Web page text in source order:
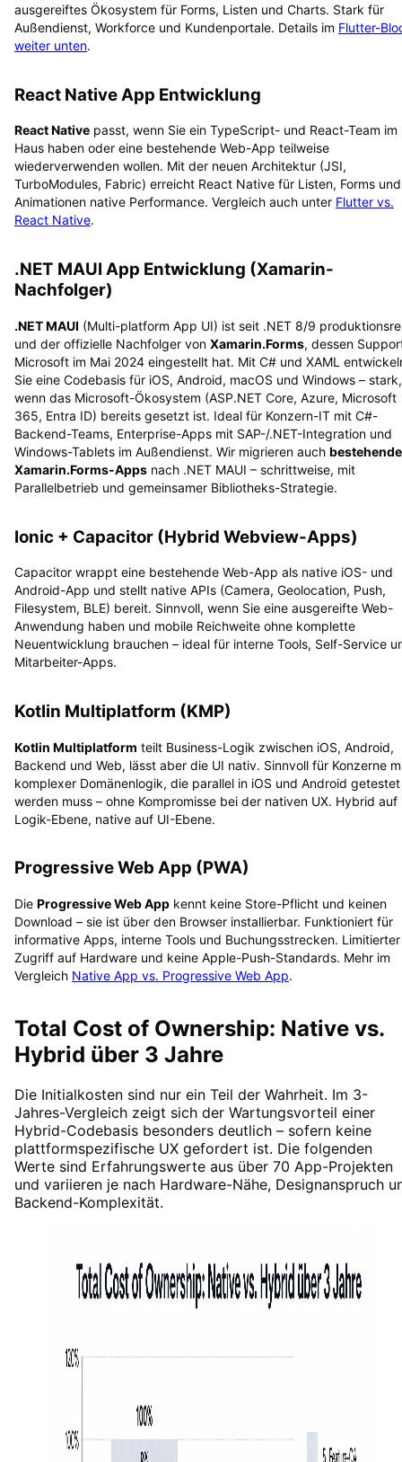
ausgereiftes Ökosystem für Forms, Listen und Charts. Stark für
Außendienst, Workforce und Kundenportale. Details im Flutter-
weiter unten.
React Native App Entwicklung
React Native passt, wenn Sie ein TypeScript- und React-Team im
Haus haben oder eine bestehende Web-App teilweise
wiederverwenden wollen. Mit der neuen Architektur (JSI,
TurboModules, Fabric) erreicht React Native für Listen, Forms und
Animationen native Performance. Vergleich auch unter Flutter vs.
React Native.
.NET MAUI App Entwicklung (Xamarin-
Nachfolger)
.NET MAUI (Multi-platform App UI) ist seit .NET 8/9
und der offizielle Nachfolger von Xamarin.Forms, dessen
Microsoft im Mai 2024 eingestellt hat. Mit C# und XAML
Sie eine Codebasis für iOS, Android, macOS und Windows – stark,
wenn das Microsoft-Ökosystem (ASP.NET Core, Azure, Microsoft
365, Entra ID) bereits gesetzt ist. Ideal für Konzern-IT mit C#-
Backend-Teams, Enterprise-Apps mit SAP-/.NET-Integration und
Windows-Tablets im Außendienst. Wir migrieren auch bestehende
Xamarin.Forms-Apps nach .NET MAUI – schrittweise, mit
Parallelbetrieb und gemeinsamer Bibliotheks-Strategie.
Ionic + Capacitor (Hybrid Webview-Apps)
Capacitor wrappt eine bestehende Web-App als native iOS- und
Android-App und stellt native APIs (Camera, Geolocation, Push,
Filesystem, BLE) bereit. Sinnvoll, wenn Sie eine ausgereifte Web-
Anwendung haben und mobile Reichweite ohne komplette
Neuentwicklung brauchen – ideal für interne Tools, Self-Service
Mitarbeiter-Apps.
Kotlin Multiplatform (KMP)
Kotlin Multiplatform teilt Business-Logik zwischen iOS, Android,
Backend und Web, lässt aber die UI nativ. Sinnvoll für Konzerne
komplexer Domänenlogik, die parallel in iOS und Android getestet
werden muss – ohne Kompromisse bei der nativen UX. Hybrid auf
Logik-Ebene, native auf UI-Ebene.
Progressive Web App (PWA)
Die Progressive Web App kennt keine Store-Pflicht und keinen
Download – sie ist über den Browser installierbar. Funktioniert für
informative Apps, interne Tools und Buchungsstrecken. Limitierter
Zugriff auf Hardware und keine Apple-Push-Standards. Mehr im
Vergleich Native App vs. Progressive Web App.
Total Cost of Ownership: Native vs.
Hybrid über 3 Jahre
Die Initialkosten sind nur ein Teil der Wahrheit. Im 3-
Jahres-Vergleich zeigt sich der Wartungsvorteil einer
Hybrid-Codebasis besonders deutlich – sofern keine
plattformspezifische UX gefordert ist. Die folgenden
Werte sind Erfahrungswerte aus über 70 App-Projekten
und variieren je nach Hardware-Nähe, Designanspruch
Backend-Komplexität.